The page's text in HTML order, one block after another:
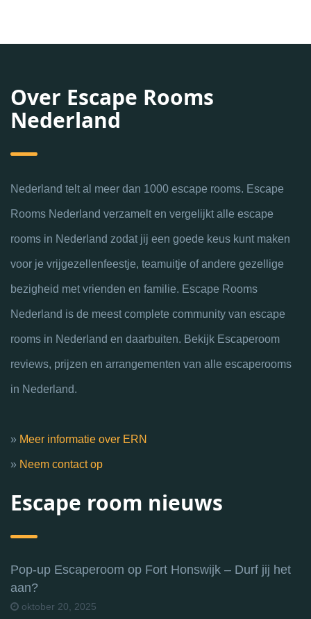
Over Escape Rooms
Nederland
Nederland telt al meer dan 1000 escape rooms. Escape
Rooms Nederland verzamelt en vergelijkt alle escape
rooms in Nederland zodat jij een goede keus kunt maken
voor je vrijgezellenfeestje, teamuitje of andere gezellige
bezigheid met vrienden en familie. Escape Rooms
Nederland is de meest complete community van escape
rooms in Nederland en daarbuiten. Bekijk Escaperoom
reviews, prijzen en arrangementen van alle escaperooms
in Nederland.
» Meer informatie over ERN
» Neem contact op
Escape room nieuws
Pop-up Escaperoom op Fort Honswijk – Durf jij het
aan?
oktober 20, 2025